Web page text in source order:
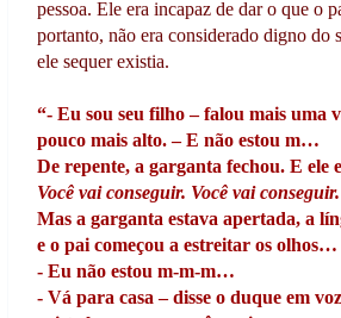
pessoa. Ele era incapaz de dar o que o
portanto, não era considerado digno do
ele sequer existia.
“- Eu sou seu filho – falou mais uma
pouco mais alto. – E não estou m…
De repente, a garganta fechou. E ele
Você vai conseguir. Você vai conseguir.
Mas a garganta estava apertada, a
e o pai começou a estreitar os olhos…
- Eu não estou m-m-m…
- Vá para casa – disse o duque em